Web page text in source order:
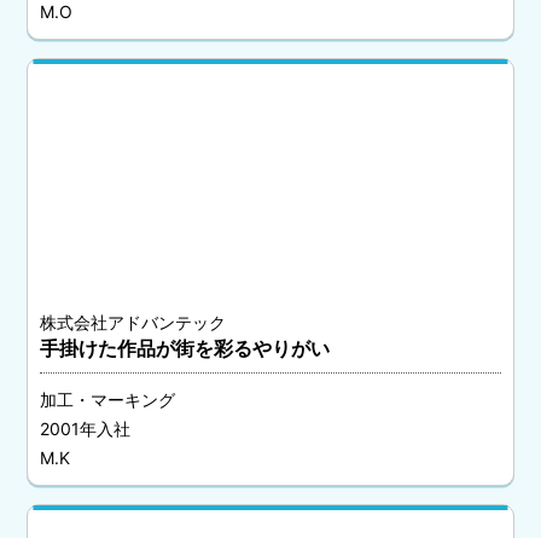
M.O
株式会社アドバンテック
手掛けた作品が街を彩るやりがい
加工・マーキング
2001年入社
M.K